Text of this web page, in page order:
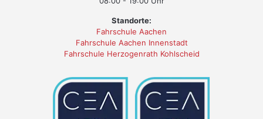
Standorte:
Fahrschule Aachen
Fahrschule Aachen Innenstadt
Fahrschule Herzogenrath Kohlscheid